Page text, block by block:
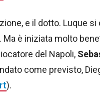
e il dotto. Luque si
è iniziata molto
del Napoli,
come previsto,
).